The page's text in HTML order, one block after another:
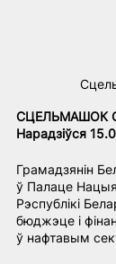
СЦЕЛЬМАШОК
Нарадзіўся
Грамадзянін
ў Палаце
Рэспублікі
бюджэце і
ў нафтавым